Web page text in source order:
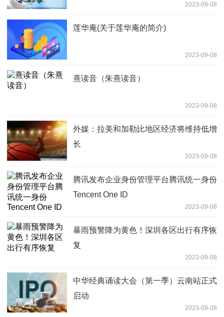
2023-09-08
莲华庵(关于莲华庵的简介)
2023-09-08
熹读音（朱熹读音）
2023-09-08
外媒：拉美和加勒比地区经济将维持低增
长
2023-09-08
腾讯发布企业身份管理平台腾讯统一身份
Tencent One ID
2023-09-08
暴雨预警降为黄色！深圳各区出行有序恢
复
2023-09-08
中华经典诵读大会（第一季）云南站正式
启动
2023-09-08